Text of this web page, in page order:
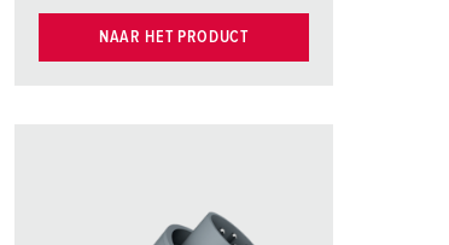
NAAR HET PRODUCT